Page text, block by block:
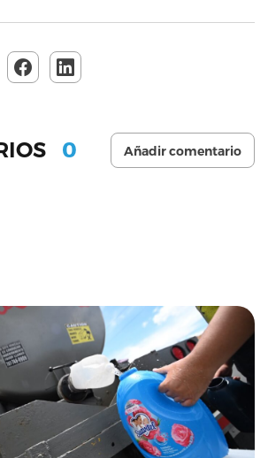
0 Añadir comentario